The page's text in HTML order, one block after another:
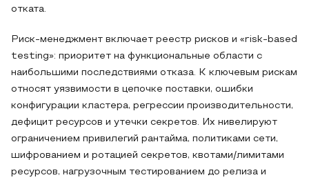
отката.
Риск-менеджмент включает реестр рисков и «risk-based
testing»: приоритет на функциональные области с
наибольшими последствиями отказа. К ключевым рискам
относят уязвимости в цепочке поставки, ошибки
конфигурации кластера, регрессии производительности,
дефицит ресурсов и утечки секретов. Их нивелируют
ограничением привилегий рантайма, политиками сети,
шифрованием и ротацией секретов, квотами/лимитами
ресурсов, нагрузочным тестированием до релиза и